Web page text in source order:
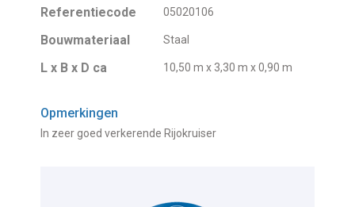
Referentiecode 05020106
Bouwmateriaal Staal
L x B x D ca 10,50 m x 3,30 m x 0,90 m
Opmerkingen
In zeer goed verkerende Rijokruiser